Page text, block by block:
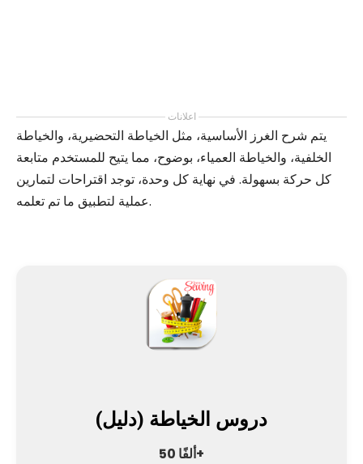
اعلانات
يتم شرح الغرز الأساسية، مثل الخياطة التحضيرية، والخياطة
الخلفية، والخياطة العمياء، بوضوح، مما يتيح للمستخدم متابعة
كل حركة بسهولة. في نهاية كل وحدة، توجد اقتراحات لتمارين
عملية لتطبيق ما تم تعلمه.
دروس الخياطة (دليل)
50 ألفًا+